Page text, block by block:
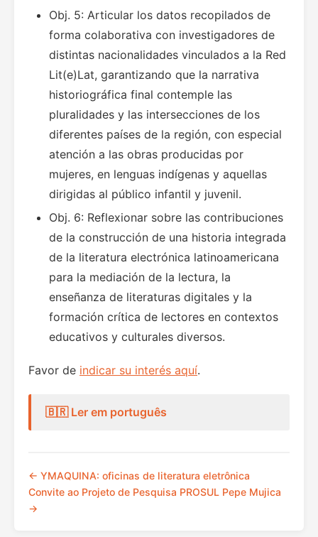
Obj. 5: Articular los datos recopilados de
forma colaborativa con investigadores de
distintas nacionalidades vinculados a la Red
Lit(e)Lat, garantizando que la narrativa
historiográfica final contemple las
pluralidades y las intersecciones de los
diferentes países de la región, con especial
atención a las obras producidas por
mujeres, en lenguas indígenas y aquellas
dirigidas al público infantil y juvenil.
Obj. 6: Reflexionar sobre las contribuciones
de la construcción de una historia integrada
de la literatura electrónica latinoamericana
para la mediación de la lectura, la
enseñanza de literaturas digitales y la
formación crítica de lectores en contextos
educativos y culturales diversos.
Favor de indicar su interés aquí.
🇧🇷 Ler em português
← YMAQUINA: oficinas de literatura eletrônica
Convite ao Projeto de Pesquisa PROSUL Pepe Mujica
→